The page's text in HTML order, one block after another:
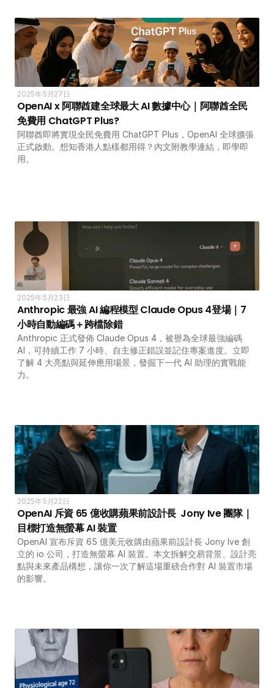
2025年5月27日
OpenAI x 阿聯酋建全球最大 AI 數據中心｜阿聯酋全民
免費用 ChatGPT Plus?
阿聯酋即將實現全民免費用 ChatGPT Plus，OpenAI 全球擴張
正式啟動。想知香港人點樣都用得？內文附教學連結，即學即
用。
2025年5月23日
Anthropic 最強 AI 編程模型 Claude Opus 4登場｜7
小時自動編碼＋跨檔除錯
Anthropic 正式發佈 Claude Opus 4，被譽為全球最強編碼
AI，可持續工作 7 小時、自主修正錯誤並記住專案進度。立即
了解 4 大亮點與延伸應用場景，發掘下一代 AI 助理的實戰能
力。
2025年5月22日
OpenAI 斥資 65 億收購蘋果前設計長  Jony Ive 團隊｜
目標打造無螢幕 AI 裝置
OpenAI 宣布斥資 65 億美元收購由蘋果前設計長 Jony Ive 創
立的 io 公司，打造無螢幕 AI 裝置。本文拆解交易背景、設計亮
點與未來產品構想，讓你一次了解這場重磅合作對 AI 裝置市場
的影響。